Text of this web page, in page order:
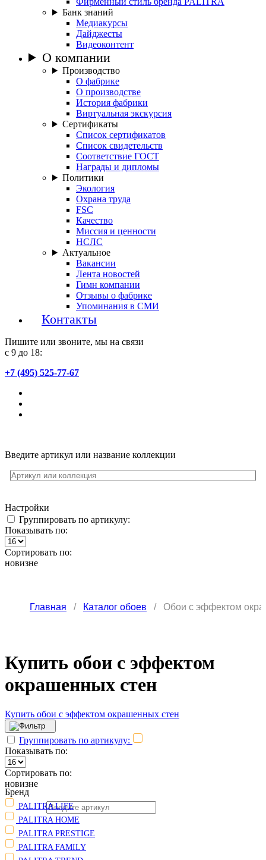
Банк знаний
Медиакурсы
Дайджесты
Видеоконтент
О компании
Производство
О фабрике
О производстве
История фабрики
Виртуальная экскурсия
Сертификаты
Список сертификатов
Список свидетельств
Соответствие ГОСТ
Награды и дипломы
Политики
Экология
Охрана труда
FSC
Качество
Миссия и ценности
НСЛС
Актуальное
Вакансии
Лента новостей
Гимн компании
Отзывы о фабрике
Упоминания в СМИ
Контакты
Пишите или звоните, мы на связи
с 9 до 18:
+7 (495) 525-77-67
Введите артикул или название коллекции
Настройки
Группировать по артикулу:
Показывать по:
Сортировать по:
новизне
Главная / Каталог обоев / Обои с эффектом
Купить обои с эффектом
окрашенных стен
Купить обои с эффектом окрашенных стен
Группировать по артикулу:
Показывать по:
Сортировать по:
новизне
Бренд
PALITRA LIFE
PALITRA HOME
PALITRA PRESTIGE
PALITRA FAMILY